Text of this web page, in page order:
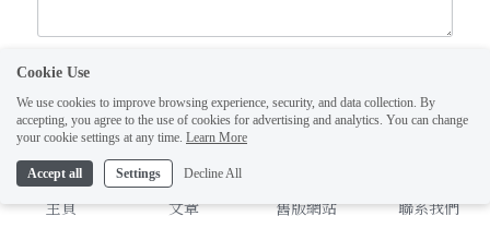
Submit Cancel
主頁 文章 舊版網站 聯系我們
Cookie Use
We use cookies to improve browsing experience, security, and data collection. By
accepting, you agree to the use of cookies for advertising and analytics. You can change
your cookie settings at any time. Learn More
Accept all Settings Decline All